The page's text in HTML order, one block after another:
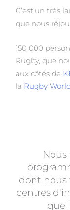
C’est un très
que nous
150 000
Rugby, que
aux côtés de
la Rugby
Nous
dont nous
centres
que